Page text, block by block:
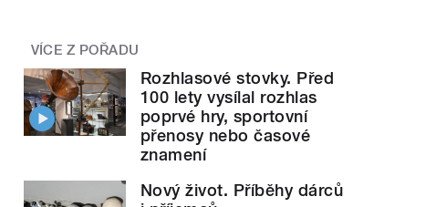
VÍCE Z POŘADU
Rozhlasové stovky. Před
100 lety vysílal rozhlas
poprvé hry, sportovní
přenosy nebo časové
znamení
Nový život. Příběhy dárců